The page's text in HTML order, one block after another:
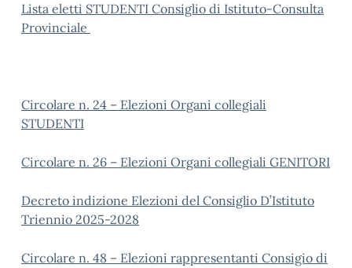
Lista eletti STUDENTI Consiglio di Istituto-Consulta
Provinciale
Circolare n. 24 – Elezioni Organi collegiali
STUDENTI
Circolare n. 26 – Elezioni Organi collegiali GENITORI
Decreto indizione Elezioni del Consiglio D’Istituto
Triennio 2025-2028
Circolare n. 48 – Elezioni rappresentanti Consigio di